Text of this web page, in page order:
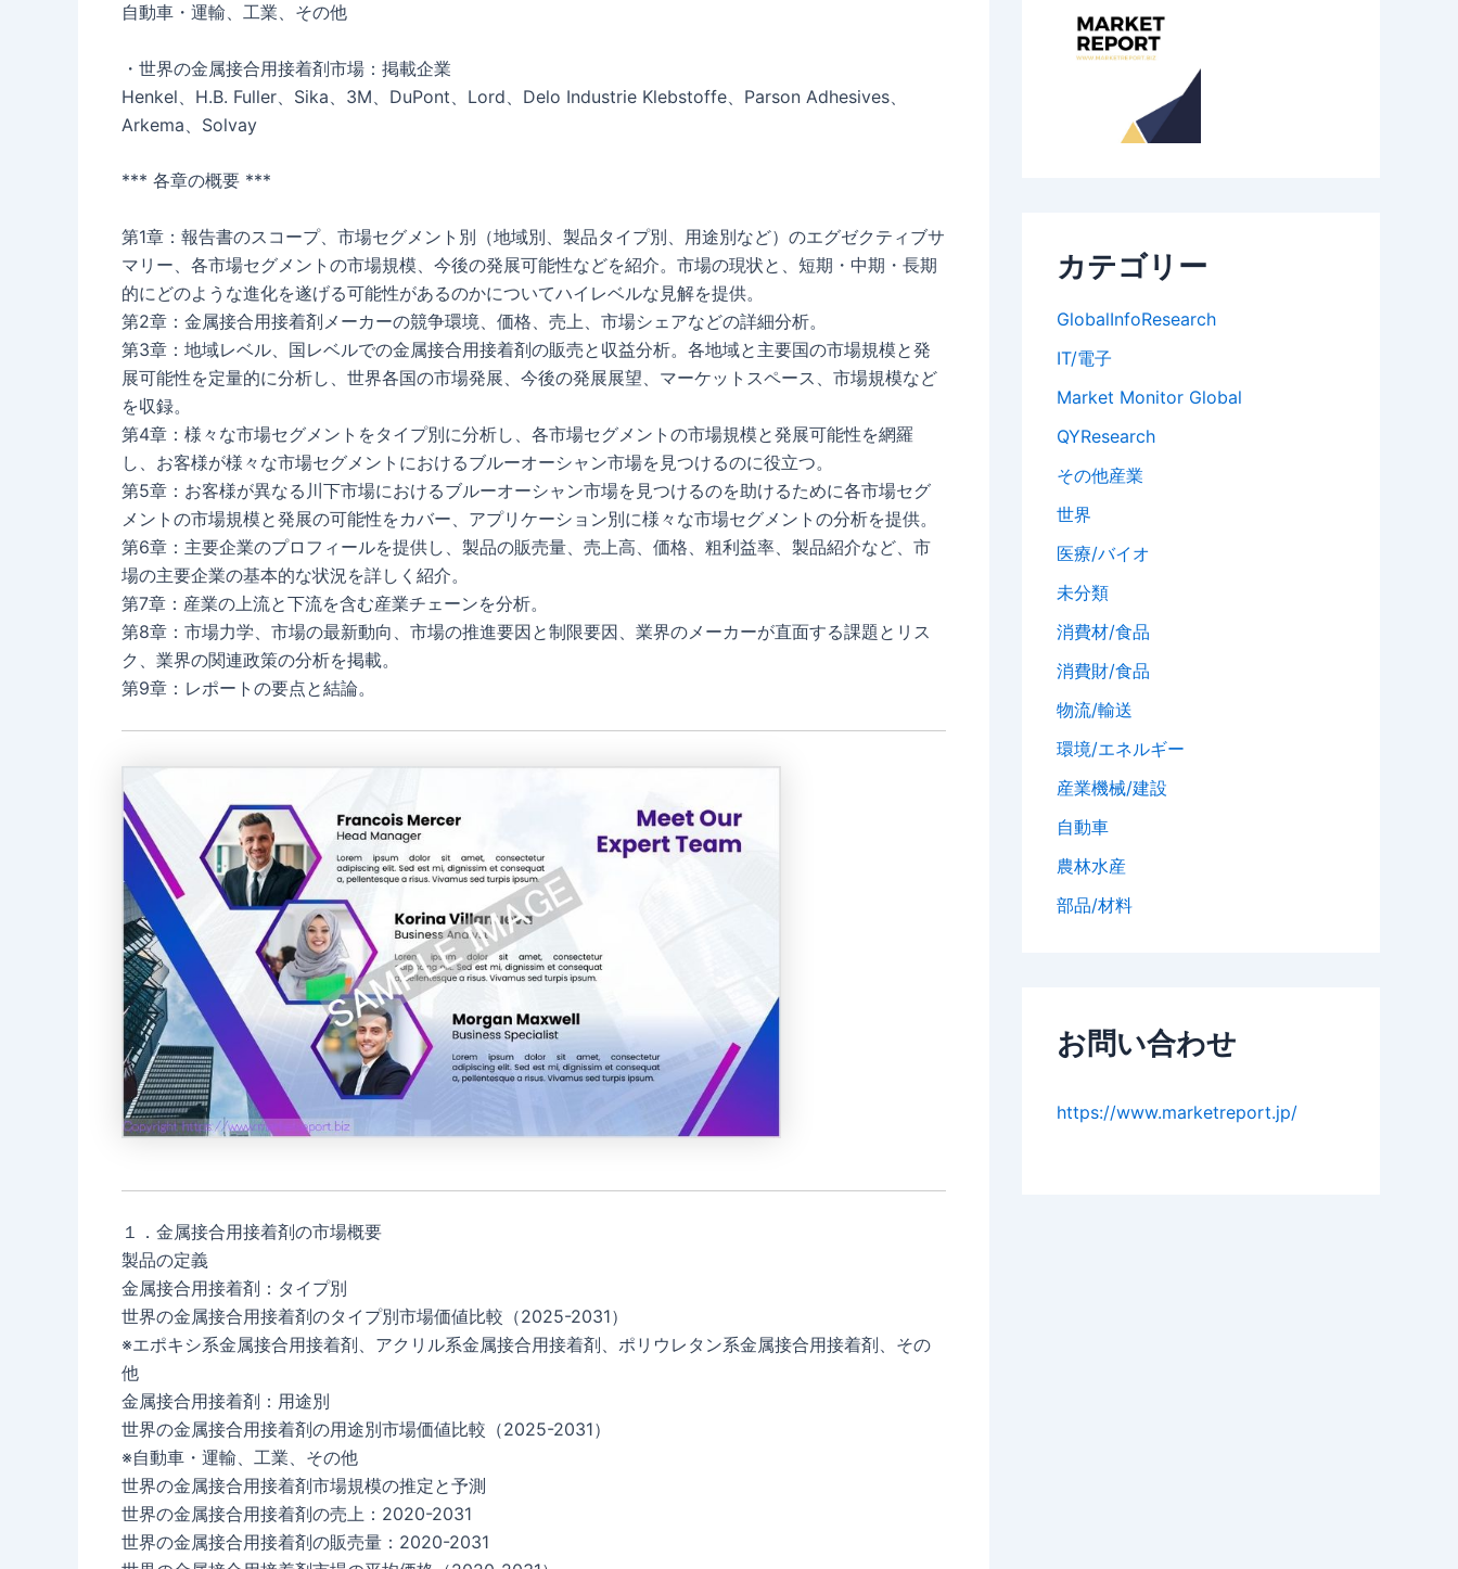
自動車・運輸、工業、その他
・世界の金属接合用接着剤市場：掲載企業
Henkel、H.B. Fuller、Sika、3M、DuPont、Lord、Delo Industrie Klebstoffe、Parson Adhesives、
Arkema、Solvay
*** 各章の概要 ***
第1章：報告書のスコープ、市場セグメント別（地域別、製品タイプ別、用途別など）のエグゼクティブサ
マリー、各市場セグメントの市場規模、今後の発展可能性などを紹介。市場の現状と、短期・中期・長期
的にどのような進化を遂げる可能性があるのかについてハイレベルな見解を提供。
第2章：金属接合用接着剤メーカーの競争環境、価格、売上、市場シェアなどの詳細分析。
第3章：地域レベル、国レベルでの金属接合用接着剤の販売と収益分析。各地域と主要国の市場規模と発
展可能性を定量的に分析し、世界各国の市場発展、今後の発展展望、マーケットスペース、市場規模など
を収録。
第4章：様々な市場セグメントをタイプ別に分析し、各市場セグメントの市場規模と発展可能性を網羅
し、お客様が様々な市場セグメントにおけるブルーオーシャン市場を見つけるのに役立つ。
第5章：お客様が異なる川下市場におけるブルーオーシャン市場を見つけるのを助けるために各市場セグ
メントの市場規模と発展の可能性をカバー、アプリケーション別に様々な市場セグメントの分析を提供。
第6章：主要企業のプロフィールを提供し、製品の販売量、売上高、価格、粗利益率、製品紹介など、市
場の主要企業の基本的な状況を詳しく紹介。
第7章：産業の上流と下流を含む産業チェーンを分析。
第8章：市場力学、市場の最新動向、市場の推進要因と制限要因、業界のメーカーが直面する課題とリス
ク、業界の関連政策の分析を掲載。
第9章：レポートの要点と結論。
１．金属接合用接着剤の市場概要
製品の定義
金属接合用接着剤：タイプ別
世界の金属接合用接着剤のタイプ別市場価値比較（2025-2031）
※エポキシ系金属接合用接着剤、アクリル系金属接合用接着剤、ポリウレタン系金属接合用接着剤、その
他
金属接合用接着剤：用途別
世界の金属接合用接着剤の用途別市場価値比較（2025-2031）
※自動車・運輸、工業、その他
世界の金属接合用接着剤市場規模の推定と予測
世界の金属接合用接着剤の売上：2020-2031
世界の金属接合用接着剤の販売量：2020-2031
カテゴリー
GlobalInfoResearch
IT/電子
Market Monitor Global
QYResearch
その他産業
世界
医療/バイオ
未分類
消費材/食品
消費財/食品
物流/輸送
環境/エネルギー
産業機械/建設
自動車
農林水産
部品/材料
お問い合わせ
https://www.marketreport.jp/